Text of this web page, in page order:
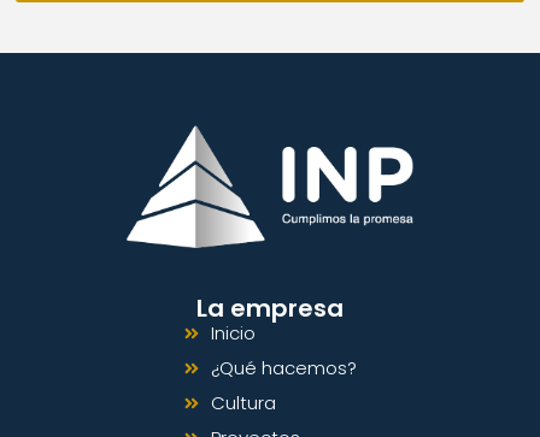
La empresa
Inicio
¿Qué hacemos?
Cultura